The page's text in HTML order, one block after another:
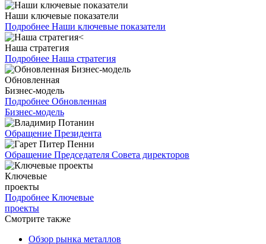
Наши ключевые показатели
Подробнее Наши ключевые показатели
Наша стратегия
Подробнее Наша стратегия
Обновленная
Бизнес-модель
Подробнее Обновленная
Бизнес-модель
Обращение Президента
Обращение Председателя Совета директоров
Ключевые
проекты
Подробнее Ключевые
проекты
Смотрите также
Обзор рынка металлов